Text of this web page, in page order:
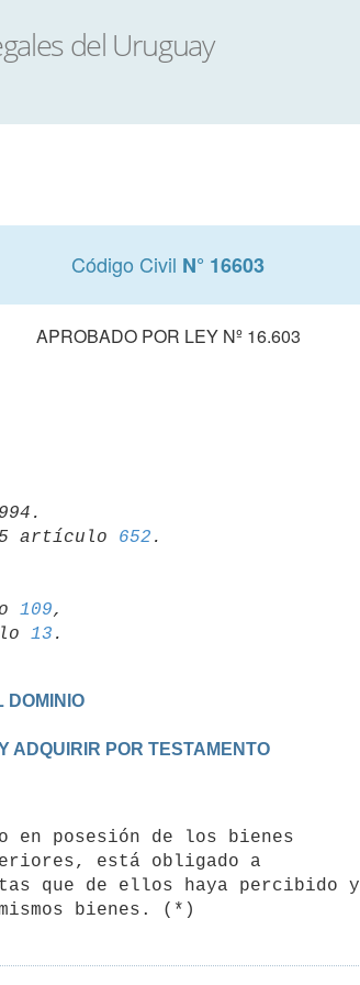
Código Civil N° 16603
APROBADO POR LEY Nº 16.603
artículo 652
109,
13
DOMINIO
ADQUIRIR POR TESTAMENTO
está obligado a
que de ellos haya percibido y